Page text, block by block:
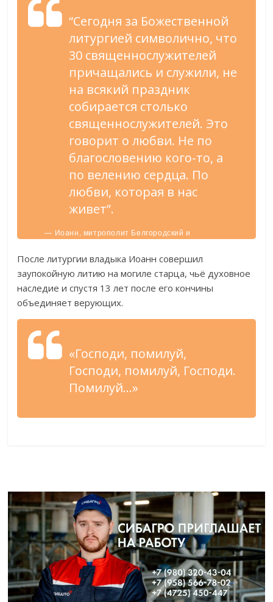
“Сегодня за Божественной
литургией символично, что
30 священнослужителей
причащались и служили, не
на всякий праздник
собирается столько
священнослужителей. Это
говорит о любви. Не по
благословению кого-то, а
по велению сердца. По
любви, которая в нас
живет”.
— Иоанн, митрополит Белгородский и
Старооскольский.
После литургии владыка Иоанн совершил
заупокойную литию на могиле старца, чьё духовное
наследие и спустя 13 лет после его кончины
объединяет верующих.
«Господи, помилуй,
Господи, помилуй, Господи.
Помилуй…»